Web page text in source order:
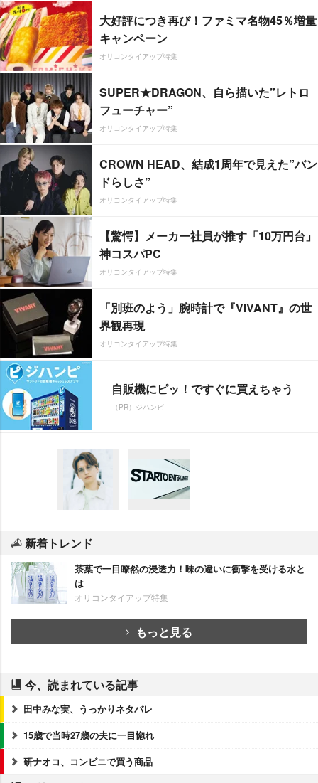
大好評につき再び！ファミマ名物45％増量
キャンペーン
オリコンタイアップ特集
SUPER★DRAGON、自ら描いた”レトロ
フューチャー”
オリコンタイアップ特集
CROWN HEAD、結成1周年で見えた”バン
ドらしさ”
オリコンタイアップ特集
【驚愕】メーカー社員が推す「10万円台」
神コスパPC
オリコンタイアップ特集
「別班のよう」腕時計で『VIVANT』の世
界観再現
オリコンタイアップ特集
自販機にピッ！ですぐに買えちゃう
（PR）ジハンピ
新着トレンド
茶葉で一目瞭然の浸透力！味の違いに衝撃を受ける水と
は
オリコンタイアップ特集
もっと見る
今、読まれている記事
田中みな実、うっかりネタバレ
15歳で当時27歳の夫に一目惚れ
研ナオコ、コンビニで買う商品